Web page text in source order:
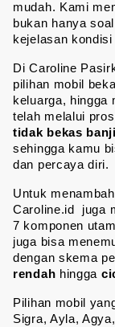
mudah. Kami
bukan hanya
kejelasan
Di Caroline
pilihan mobil
keluarga, hingga
tidak bekas
sehingga kamu
dan percaya diri.
Untuk
Caroline.id  juga
7 komponen
juga bisa
dengan skema
rendah hingga
Pilihan mobil
Sigra, Ayla,